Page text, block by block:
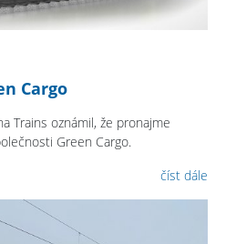
Cargo
Trains oznámil, že pronajme
Green Cargo.
číst dále